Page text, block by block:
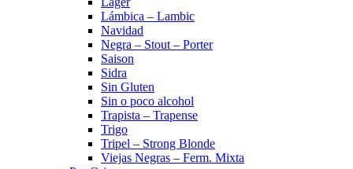
Lámbica – Lambic
Navidad
Negra – Stout – Porter
Saison
Sidra
Sin Gluten
Sin o poco alcohol
Trapista – Trapense
Trigo
Tripel – Strong Blonde
Viejas Negras – Ferm. Mixta